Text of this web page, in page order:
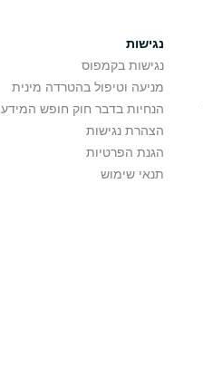
נגישות
נגישות בקמפוס
מניעה וטיפול בהטרדה מינית
הנחיות בדבר חוק חופש המידע
הצהרת נגישות
הגנת הפרטיות
תנאי שימוש